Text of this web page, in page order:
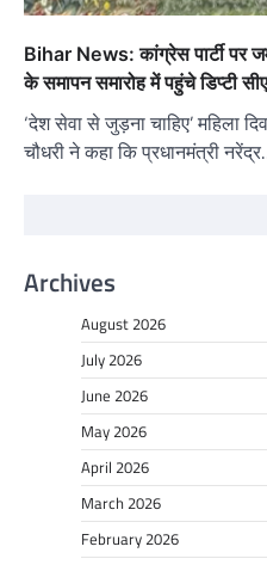
Bihar News: कांग्रेस पार्टी पर
के समापन समारोह में पहुंचे डिप्टी
‘देश सेवा से जुड़ना चाहिए’ महिला
चौधरी ने कहा कि प्रधानमंत्री
Archives
August 2026
July 2026
June 2026
May 2026
April 2026
March 2026
February 2026